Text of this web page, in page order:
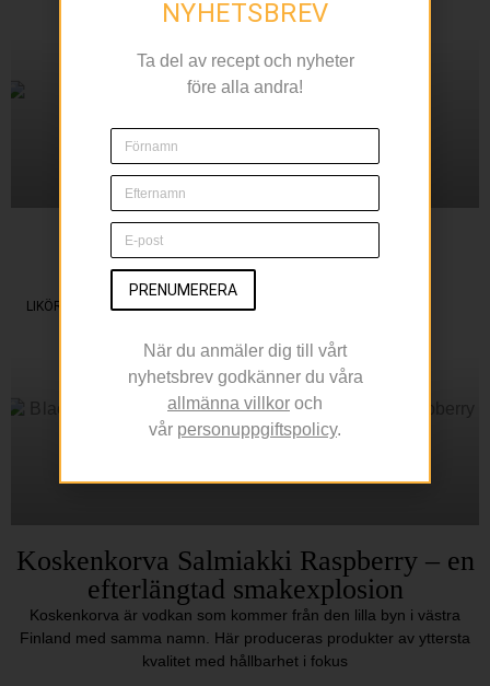
Sippa på en Margarita
Under Cinco de Mayo
LIKÖR
Koskenkorva Salmiakki Raspberry – en
efterlängtad smakexplosion
Koskenkorva är vodkan som kommer från den lilla byn i västra
Finland med samma namn. Här produceras produkter av yttersta
kvalitet med hållbarhet i fokus
NYHETSBREV
Ta del av recept och nyheter
före alla andra!
PRENUMERERA
När du anmäler dig till vårt
nyhetsbrev godkänner du våra
allmänna villkor och
vår personuppgiftspolicy.